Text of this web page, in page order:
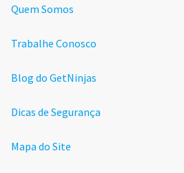
Quem Somos
Trabalhe Conosco
Blog do GetNinjas
Dicas de Segurança
Mapa do Site